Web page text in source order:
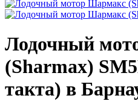
Лодочный
(Sharmax)
такта) в